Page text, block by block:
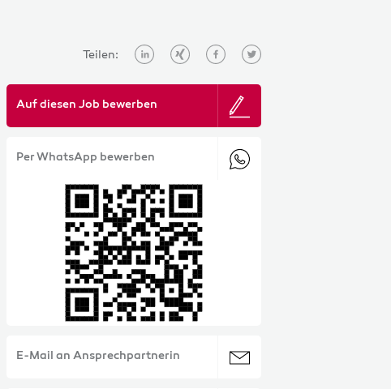
Teilen:
Auf diesen Job bewerben
Per WhatsApp bewerben
E-Mail an Ansprechpartnerin